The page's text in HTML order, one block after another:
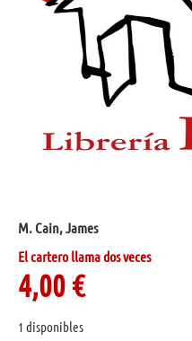
M. Cain, James
El cartero llama dos veces
4,00€
1 disponibles